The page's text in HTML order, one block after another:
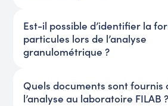
Est-il possible d’identifier la
particules lors de l’analyse
granulométrique ?
Quels documents sont fournis
l’analyse au laboratoire FILAB ?